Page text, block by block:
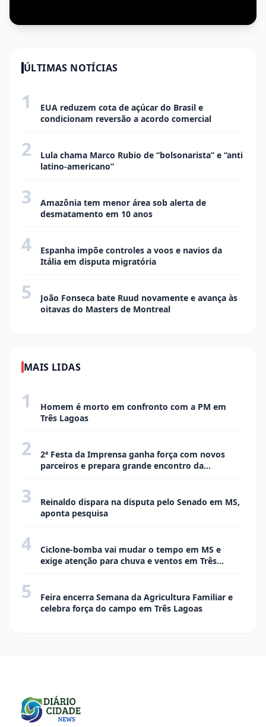
ÚLTIMAS NOTÍCIAS
1
EUA reduzem cota de açúcar do Brasil e
condicionam reversão a acordo comercial
2
Lula chama Marco Rubio de “bolsonarista” e “anti
latino-americano”
3
Amazônia tem menor área sob alerta de
desmatamento em 10 anos
4
Espanha impõe controles a voos e navios da
Itália em disputa migratória
5
João Fonseca bate Ruud novamente e avança às
oitavas do Masters de Montreal
MAIS LIDAS
1
Homem é morto em confronto com a PM em
Três Lagoas
2
2ª Festa da Imprensa ganha força com novos
parceiros e prepara grande encontro da
3
Reinaldo dispara na disputa pelo Senado em MS,
aponta pesquisa
4
Ciclone-bomba vai mudar o tempo em MS e
exige atenção para chuva e ventos em Três
5
Feira encerra Semana da Agricultura Familiar e
celebra força do campo em Três Lagoas